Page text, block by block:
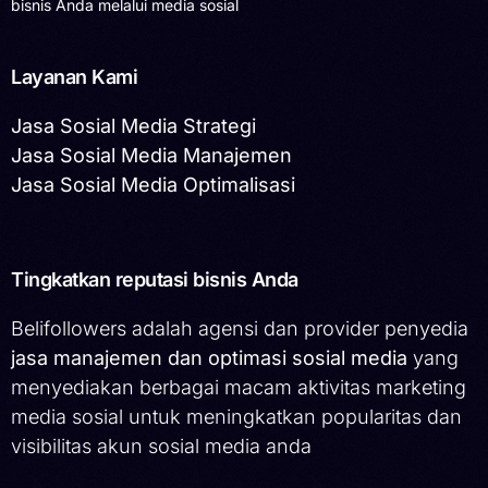
bisnis Anda melalui media sosial
Layanan Kami
Jasa Sosial Media Strategi
Jasa Sosial Media Manajemen
Jasa Sosial Media Optimalisasi
Tingkatkan reputasi bisnis Anda
Belifollowers adalah agensi dan provider penyedia
jasa manajemen dan optimasi sosial media yang
menyediakan berbagai macam aktivitas marketing
media sosial untuk meningkatkan popularitas dan
visibilitas akun sosial media anda